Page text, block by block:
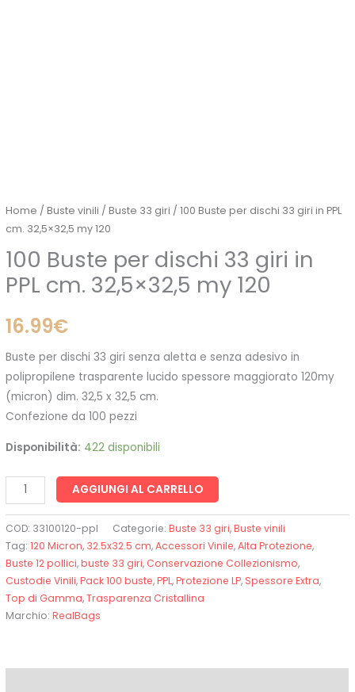
Home /Buste vinili /Buste 33 giri / 100 Buste per dischi 33 giri in PPL
cm. 32,5×32,5 my 120
100 Buste per dischi 33 giri in
PPL cm. 32,5×32,5 my 120
16.99€
Buste per dischi 33 giri senza aletta e senza adesivo in
polipropilene trasparente lucido spessore maggiorato 120my
(micron) dim. 32,5 x 32,5 cm.
Confezione da 100 pezzi
Disponibilità: 422 disponibili
AGGIUNGI AL CARRELLO
COD: 33100120-ppl Categorie:Buste 33 giri,Buste vinili
Tag:120 Micron, 32.5x32.5 cm,Accessori Vinile,Alta Protezione,
Buste 12 pollici,buste 33 giri, Conservazione Collezionismo,
Custodie Vinili,Pack 100 buste,PPL,Protezione LP, Spessore Extra,
Top di Gamma,Trasparenza Cristallina
Marchio:RealBags